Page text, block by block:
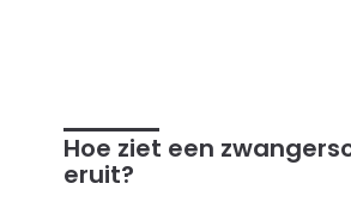
Hoe ziet een
eruit?